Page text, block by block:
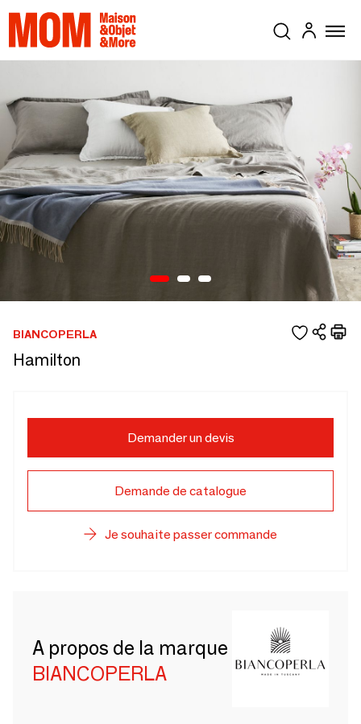
BIANCOPERLA
Hamilton
Demander un devis
Demande de catalogue
Je souhaite passer commande
A propos de la marque
BIANCOPERLA